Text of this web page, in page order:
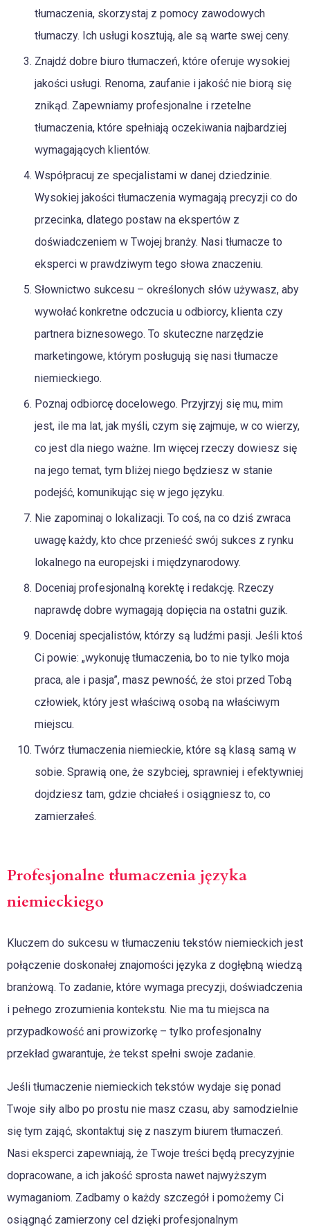
tłumaczenia, skorzystaj z pomocy zawodowych
tłumaczy. Ich usługi kosztują, ale są warte swej ceny.
Znajdź dobre biuro tłumaczeń, które oferuje wysokiej
jakości usługi. Renoma, zaufanie i jakość nie biorą się
znikąd. Zapewniamy profesjonalne i rzetelne
tłumaczenia, które spełniają oczekiwania najbardziej
wymagających klientów.
Współpracuj ze specjalistami w danej dziedzinie.
Wysokiej jakości tłumaczenia wymagają precyzji co do
przecinka, dlatego postaw na ekspertów z
doświadczeniem w Twojej branży. Nasi tłumacze to
eksperci w prawdziwym tego słowa znaczeniu.
Słownictwo sukcesu – określonych słów używasz, aby
wywołać konkretne odczucia u odbiorcy, klienta czy
partnera biznesowego. To skuteczne narzędzie
marketingowe, którym posługują się nasi tłumacze
niemieckiego.
Poznaj odbiorcę docelowego. Przyjrzyj się mu, mim
jest, ile ma lat, jak myśli, czym się zajmuje, w co wierzy,
co jest dla niego ważne. Im więcej rzeczy dowiesz się
na jego temat, tym bliżej niego będziesz w stanie
podejść, komunikując się w jego języku.
Nie zapominaj o lokalizacji. To coś, na co dziś zwraca
uwagę każdy, kto chce przenieść swój sukces z rynku
lokalnego na europejski i międzynarodowy.
Doceniaj profesjonalną korektę i redakcję. Rzeczy
naprawdę dobre wymagają dopięcia na ostatni guzik.
Doceniaj specjalistów, którzy są ludźmi pasji. Jeśli ktoś
Ci powie: „wykonuję tłumaczenia, bo to nie tylko moja
praca, ale i pasja”, masz pewność, że stoi przed Tobą
człowiek, który jest właściwą osobą na właściwym
miejscu.
Twórz tłumaczenia niemieckie, które są klasą samą w
sobie. Sprawią one, że szybciej, sprawniej i efektywniej
dojdziesz tam, gdzie chciałeś i osiągniesz to, co
zamierzałeś.
Profesjonalne tłumaczenia języka
niemieckiego
Kluczem do sukcesu w tłumaczeniu tekstów niemieckich jest
połączenie doskonałej znajomości języka z dogłębną wiedzą
branżową. To zadanie, które wymaga precyzji, doświadczenia
i pełnego zrozumienia kontekstu. Nie ma tu miejsca na
przypadkowość ani prowizorkę – tylko profesjonalny
przekład gwarantuje, że tekst spełni swoje zadanie.
Jeśli tłumaczenie niemieckich tekstów wydaje się ponad
Twoje siły albo po prostu nie masz czasu, aby samodzielnie
się tym zająć, skontaktuj się z naszym biurem tłumaczeń.
Nasi eksperci zapewniają, że Twoje treści będą precyzyjnie
dopracowane, a ich jakość sprosta nawet najwyższym
wymaganiom. Zadbamy o każdy szczegół i pomożemy Ci
osiągnąć zamierzony cel dzięki profesjonalnym